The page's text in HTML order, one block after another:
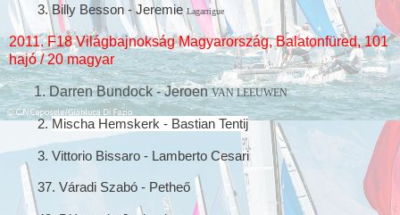
3.Billy Besson - JeremieLagarrigue
2011. F18 Világbajnokság Magyarország, Balatonfüred, 101
hajó / 20 magyar
1. Darren Bundock - JeroenVAN LEEUWEN
2.Mischa Hemskerk - Bastian Tentij
3. Vittorio Bissaro - Lamberto Cesari
37. Váradi Szabó - Petheő